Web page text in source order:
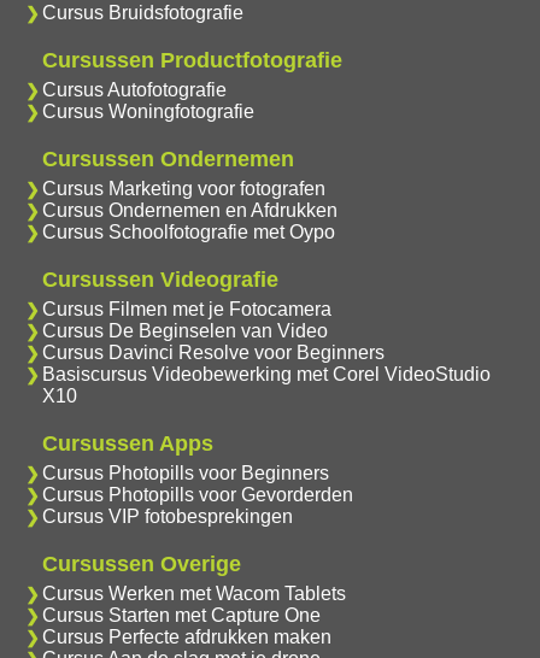
Cursus Bruidsfotografie
Cursussen Productfotografie
Cursus Autofotografie
Cursus Woningfotografie
Cursussen Ondernemen
Cursus Marketing voor fotografen
Cursus Ondernemen en Afdrukken
Cursus Schoolfotografie met Oypo
Cursussen Videografie
Cursus Filmen met je Fotocamera
Cursus De Beginselen van Video
Cursus Davinci Resolve voor Beginners
Basiscursus Videobewerking met Corel VideoStudio
X10
Cursussen Apps
Cursus Photopills voor Beginners
Cursus Photopills voor Gevorderden
Cursus VIP fotobesprekingen
Cursussen Overige
Cursus Werken met Wacom Tablets
Cursus Starten met Capture One
Cursus Perfecte afdrukken maken